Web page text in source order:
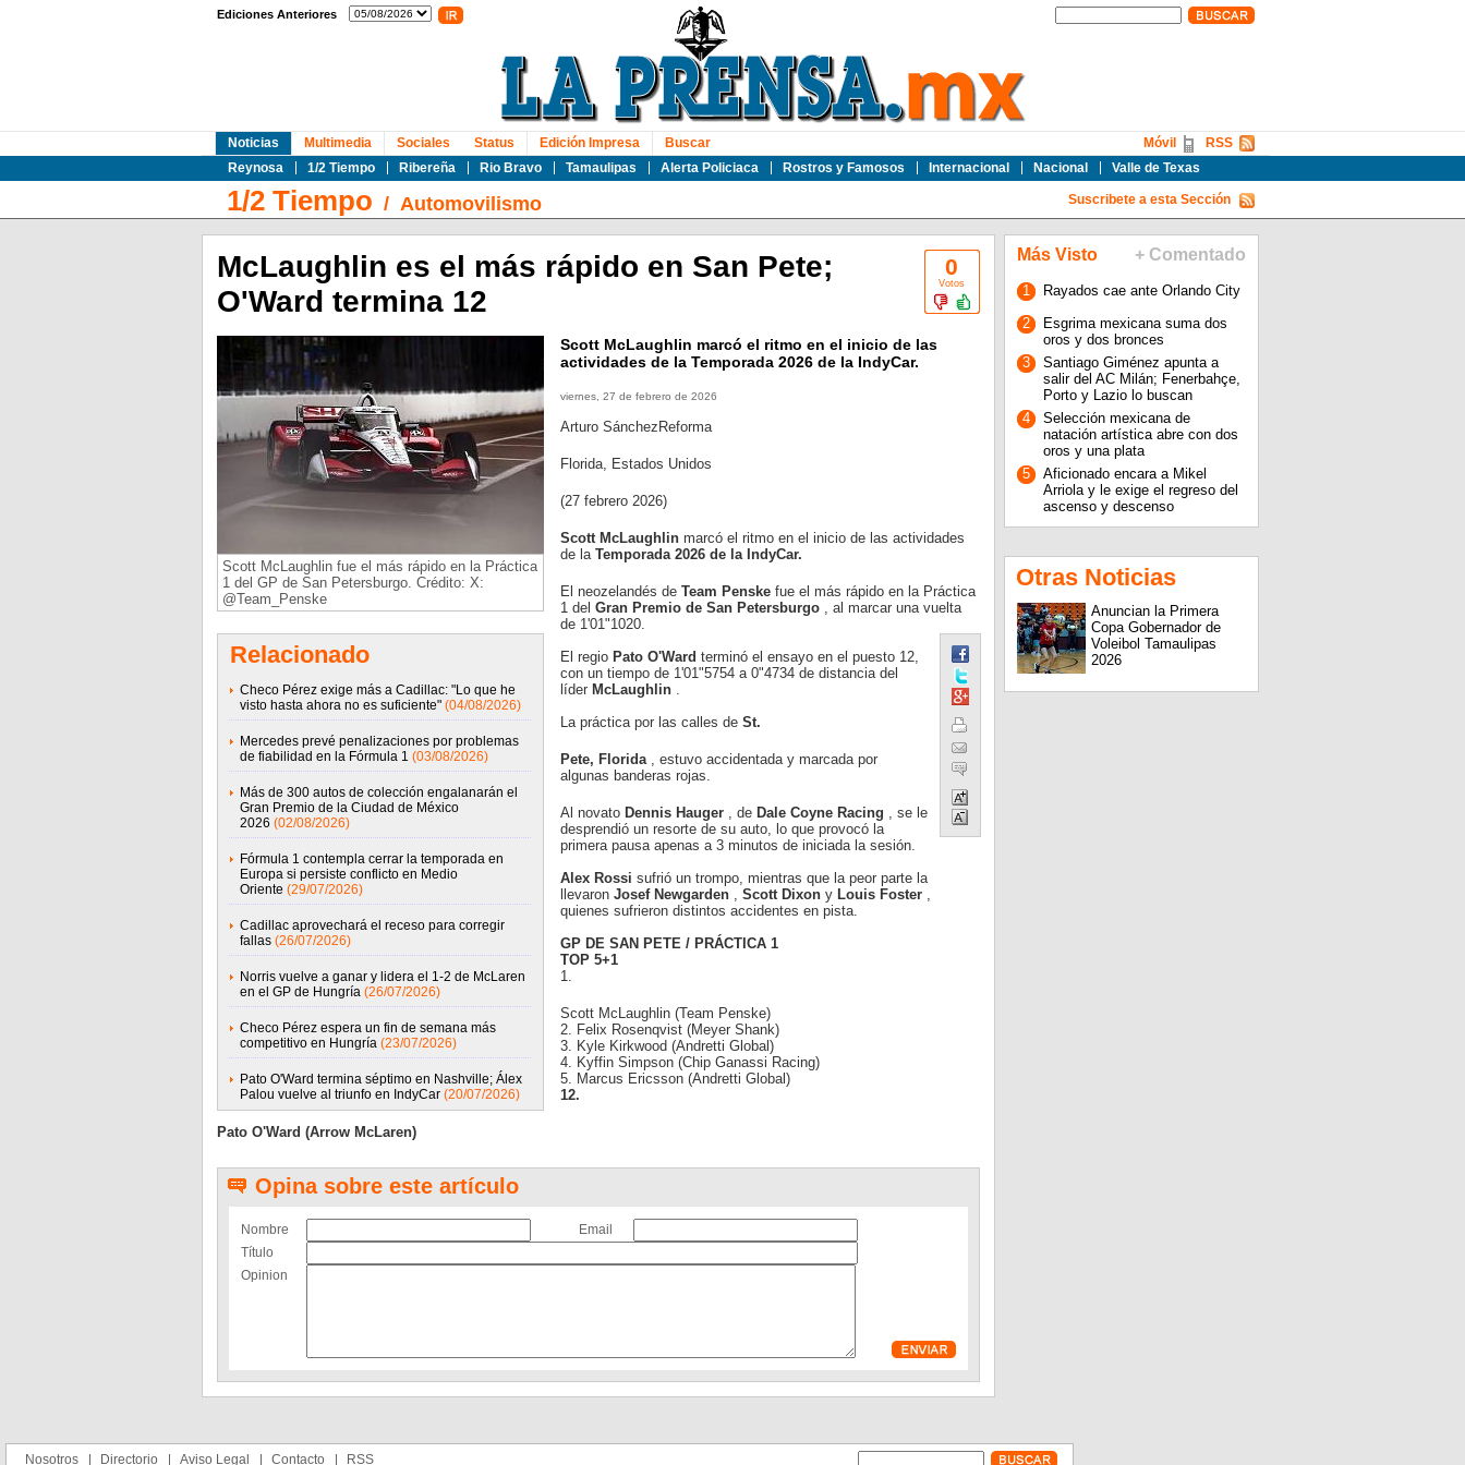
Ediciones Anteriores
Noticias
Reynosa
1/2 Tiempo Ribereña Rio Bravo Tamaulipas Alerta Policiaca Rostros y Famosos Internacional Nacional Valle de Texas
Multimedia Sociales Status Edición Impresa Buscar RSS
Móvil
1/2 Tiempo / Automovilismo Suscribete a esta Sección
0
Votos
McLaughlin es el más rápido en San Pete;
O'Ward termina 12
Scott McLaughlin fue el más rápido en la Práctica
1 del GP de San Petersburgo. Crédito: X:
@Team_Penske
Relacionado
Checo Pérez exige más a Cadillac: "Lo que he
visto hasta ahora no es suficiente" (04/08/2026)
Mercedes prevé penalizaciones por problemas
de fiabilidad en la Fórmula 1 (03/08/2026)
Más de 300 autos de colección engalanarán el
Gran Premio de la Ciudad de México
2026 (02/08/2026)
Fórmula 1 contempla cerrar la temporada en
Europa si persiste conflicto en Medio
Oriente (29/07/2026)
Cadillac aprovechará el receso para corregir
fallas (26/07/2026)
Norris vuelve a ganar y lidera el 1-2 de McLaren
en el GP de Hungría (26/07/2026)
Checo Pérez espera un fin de semana más
competitivo en Hungría (23/07/2026)
Pato O'Ward termina séptimo en Nashville; Álex
Palou vuelve al triunfo en IndyCar (20/07/2026)
Scott McLaughlin marcó el ritmo en el inicio de las
actividades de la Temporada 2026 de la IndyCar.
viernes, 27 de febrero de 2026
Arturo SánchezReforma
Florida, Estados Unidos
(27 febrero 2026)
Scott McLaughlin marcó el ritmo en el inicio de las actividades
de la Temporada 2026 de la IndyCar.
El neozelandés deTeam Penske fue el más rápido en la Práctica
1 del Gran Premio de San Petersburgo , al marcar una vuelta
de 1'01"1020.
El regio Pato O'Ward terminó el ensayo en el puesto 12,
con un tiempo de 1'01"5754 a 0"4734 de distancia del
líder McLaughlin .
La práctica por las calles deSt.
Pete, Florida , estuvo accidentada y marcada por
algunas banderas rojas.
Al novato Dennis Hauger , de Dale Coyne Racing , se le
desprendió un resorte de su auto, lo que provocó la
primera pausa apenas a 3 minutos de iniciada la sesión.
Alex Rossi sufrió un trompo, mientras que la peor parte la
llevaronJosef Newgarden , Scott Dixon y Louis Foster ,
quienes sufrieron distintos accidentes en pista.
GP DE SAN PETE / PRÁCTICA 1
TOP 5+1
1.
Scott McLaughlin (Team Penske)
2. Felix Rosenqvist (Meyer Shank)
3. Kyle Kirkwood (Andretti Global)
4. Kyffin Simpson (Chip Ganassi Racing)
5. Marcus Ericsson (Andretti Global)
12.
Pato O'Ward (Arrow McLaren)
Opina sobre este artículo
Nombre
Email
Título
Opinion
Más Visto + Comentado
1
Rayados cae ante Orlando City
2
Esgrima mexicana suma dos
oros y dos bronces
3
Santiago Giménez apunta a
salir del AC Milán; Fenerbahçe,
Porto y Lazio lo buscan
4
Selección mexicana de
natación artística abre con dos
oros y una plata
5
Aficionado encara a Mikel
Arriola y le exige el regreso del
ascenso y descenso
Otras Noticias
Anuncian la Primera
Copa Gobernador de
Voleibol Tamaulipas
2026
Nosotros Directorio Aviso Legal Contacto RSS